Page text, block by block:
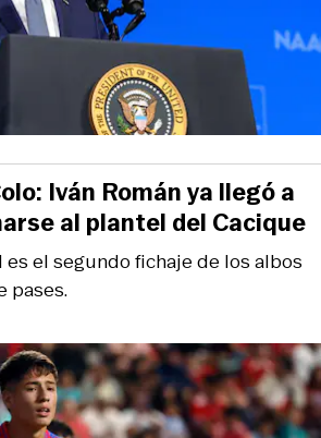
es el segundo fichaje de los albos
pases.
Iván Román ya llegó a
al plantel del Cacique